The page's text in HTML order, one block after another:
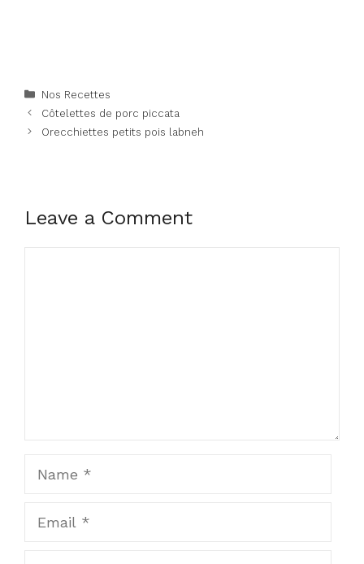
Categories
Nos Recettes
Côtelettes de porc piccata
Orecchiettes petits pois labneh
Leave a Comment